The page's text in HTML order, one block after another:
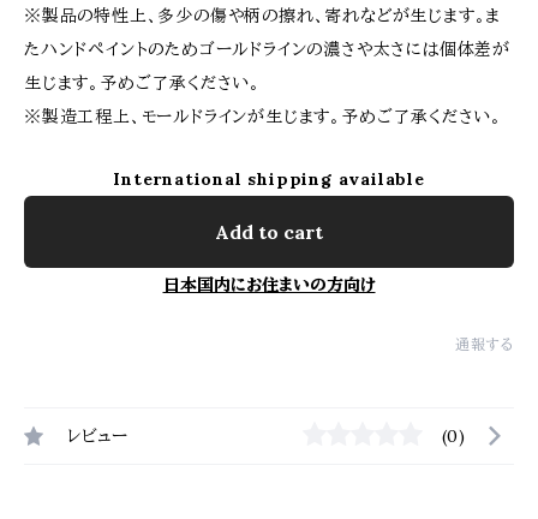
※製品の特性上、多少の傷や柄の擦れ、寄れなどが生じます。ま
たハンドペイントのためゴールドラインの濃さや太さには個体差が
生じます。予めご了承ください。
※製造工程上、モールドラインが生じます。予めご了承ください。
International shipping available
Add to cart
日本国内にお住まいの方向け
通報する
レビュー (0)